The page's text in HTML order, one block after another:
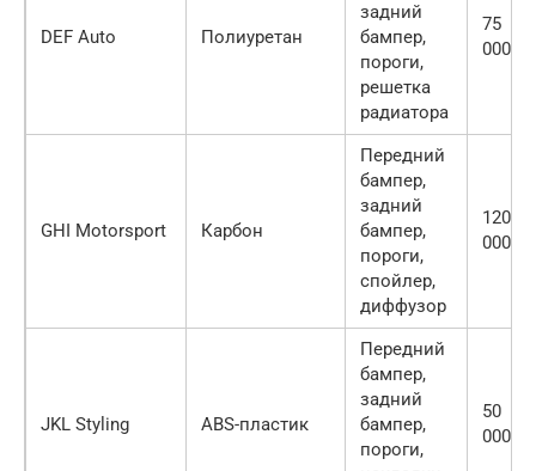
DEF Auto Полиуретан
задний
бампер,
пороги,
решетка
радиатора
75
000
GHI Motorsport Карбон
Передний
бампер,
задний
бампер,
пороги,
спойлер,
диффузор
120
000
JKL Styling ABS-пластик
Передний
бампер,
задний
бампер,
пороги,
50
000